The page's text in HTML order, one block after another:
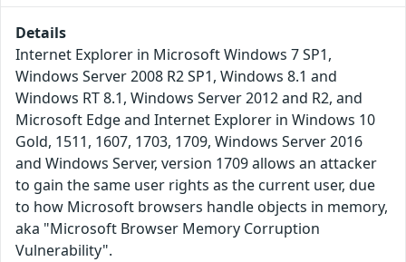
Details
Internet Explorer in Microsoft Windows 7 SP1,
Windows Server 2008 R2 SP1, Windows 8.1 and
Windows RT 8.1, Windows Server 2012 and R2, and
Microsoft Edge and Internet Explorer in Windows 10
Gold, 1511, 1607, 1703, 1709, Windows Server 2016
and Windows Server, version 1709 allows an attacker
to gain the same user rights as the current user, due
to how Microsoft browsers handle objects in memory,
aka "Microsoft Browser Memory Corruption
Vulnerability".